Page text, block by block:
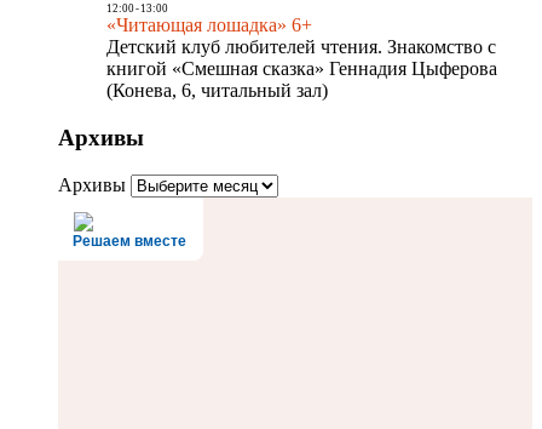
12:00- 13:00
«Читающая лошадка» 6+
Детский клуб любителей чтения. Знакомство с
книгой «Смешная сказка» Геннадия Цыферова
(Конева, 6, читальный зал)
Архивы
Архивы
Решаем вместе